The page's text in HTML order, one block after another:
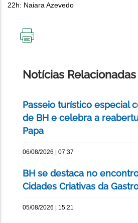
22h: Naiara Azevedo
Notícias Relacionadas
Passeio turístico especial
de BH e celebra a
Papa
06/08/2026 | 07:37
BH se destaca no
Cidades Criativas da
05/08/2026 | 15:21